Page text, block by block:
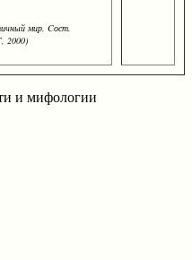
мир. Cост.
2000)
и мифологии